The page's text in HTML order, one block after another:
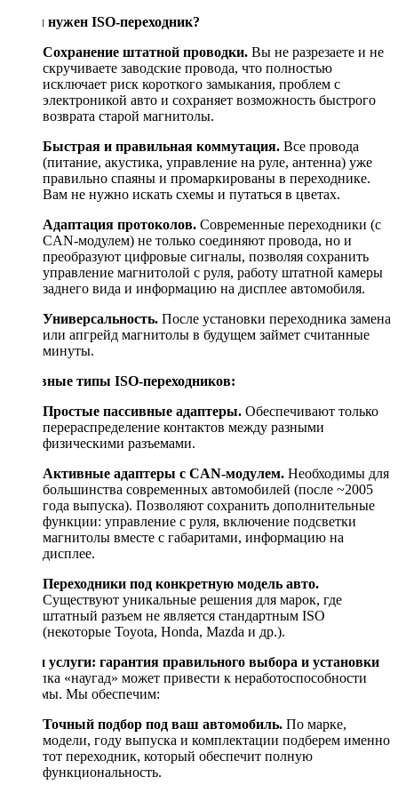
Зачем нужен ISO-переходник?
Сохранение штатной проводки. Вы не разрезаете и не
скручиваете заводские провода, что полностью
исключает риск короткого замыкания, проблем с
электроникой авто и сохраняет возможность быстрого
возврата старой магнитолы.
Быстрая и правильная коммутация. Все провода
(питание, акустика, управление на руле, антенна) уже
правильно спаяны и промаркированы в переходнике.
Вам не нужно искать схемы и путаться в цветах.
Адаптация протоколов. Современные переходники (с
CAN-модулем) не только соединяют провода, но и
преобразуют цифровые сигналы, позволяя сохранить
управление магнитолой с руля, работу штатной камеры
заднего вида и информацию на дисплее автомобиля.
Универсальность. После установки переходника замена
или апгрейд магнитолы в будущем займет считанные
минуты.
Основные типы ISO-переходников:
Простые пассивные адаптеры. Обеспечивают только
перераспределение контактов между разными
физическими разъемами.
Активные адаптеры с CAN-модулем. Необходимы для
большинства современных автомобилей (после ~2005
года выпуска). Позволяют сохранить дополнительные
функции: управление с руля, включение подсветки
магнитолы вместе с габаритами, информацию на
дисплее.
Переходники под конкретную модель авто.
Существуют уникальные решения для марок, где
штатный разъем не является стандартным ISO
(некоторые Toyota, Honda, Mazda и др.).
Наши услуги: гарантия правильного выбора и установки
Покупка «наугад» может привести к неработоспособности
системы. Мы обеспечим:
Точный подбор под ваш автомобиль. По марке,
модели, году выпуска и комплектации подберем именно
тот переходник, который обеспечит полную
функциональность.